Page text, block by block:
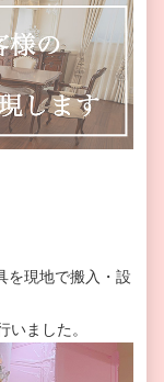
を現地で搬入・設
ました。